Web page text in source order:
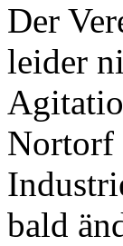
Der
leider
Nortorf
bald